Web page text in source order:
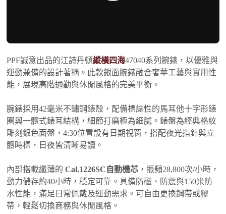
PPF誠意出品的江詩丹頓縱橫四海47040系列腕錶，以優雅與
運動兼備的設計著稱。此款銀面腕錶融合奢華工藝與實用性
能，展現高階通勤與休閒風格的完美平衡。
腕錶採用42毫米不鏽鋼錶殼，配備標誌性的馬耳他十字形錶
圈與一體式錶耳結構，細節打磨極為細膩。錶盤為經典格紋
雕刻銀色面盤，4:30位置設有日期視窗，搭配夜光指針與立
體時標，日夜皆清晰易讀。
內部搭載纖薄的Cal.1226SC自動機芯 ，振頻28,800次/小時，
動力儲存約40小時，穩定可靠。具備防磁、防震與150米防
水性能，滿足日常佩戴及運動需求。可自由更換鋼帶或膠
帶，輕鬆切換商務與休閒風格。